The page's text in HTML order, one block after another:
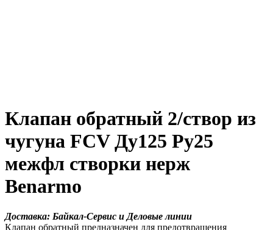
Клапан обратный 2/створ из
чугуна FCV Ду125 Ру25
межфл створки нерж
Benarmo
Доставка: Байкал-Сервис и Деловые линии
Клапан обратный предназначен для предотвращения